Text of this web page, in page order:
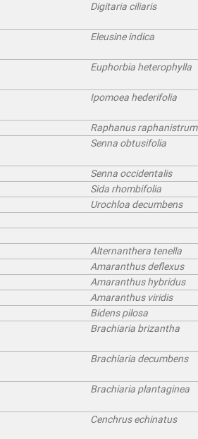
Digitaria ciliaris
Eleusine indica
Euphorbia heterophylla
Ipomoea hederifolia
Raphanus raphanistrum
Senna obtusifolia
Senna occidentalis
Sida rhombifolia
Urochloa decumbens
Alternanthera tenella
Amaranthus deflexus
Amaranthus hybridus
Amaranthus viridis
Bidens pilosa
Brachiaria brizantha
Brachiaria decumbens
Brachiaria plantaginea
Cenchrus echinatus